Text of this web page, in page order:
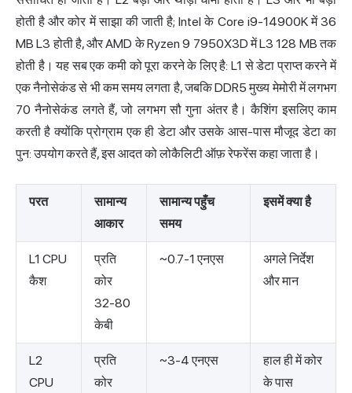
होती है और कोर में साझा की जाती है;Intel के Core i9-14900Kमें 36
MB L3 होती है, और AMD के Ryzen 9 7950X3D में L3 128 MB तक
होती है। यह सब एक कमी को पूरा करने के लिए है: L1 से डेटा प्राप्त करने में
एक नैनोसेकंड से भी कम समय लगता है, जबकि DDR5 मुख्य मेमोरी में लगभग
70 नैनोसेकंड लगते हैं, जो लगभग सौ गुना अंतर है। कैशिंग इसलिए काम
करती है क्योंकि प्रोग्राम एक ही डेटा और उसके आस-पास मौजूद डेटा का
पुन: उपयोग करते हैं, इस आदत को लोकैलिटी ऑफ़ रेफरेंस कहा जाता है।
परत
सामान्य
आकार
सामान्य पहुँच
समय
इसमें क्या है
L1 CPU
कैश
प्रति
कोर
32-80
केबी
~0.7-1 एनएस
अगले निर्देश
और मान
L2
CPU
प्रति
कोर
~3-4 एनएस
हाल ही में कोर
के पास